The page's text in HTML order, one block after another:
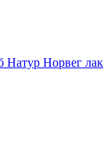
Натур Норвег лак